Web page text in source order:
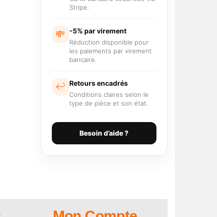
Stripe.
💸 -5% par virement
Réduction disponible pour
les paiements par virement
bancaire.
↩️ Retours encadrés
Conditions claires selon le
type de pièce et son état.
Besoin d’aide ?